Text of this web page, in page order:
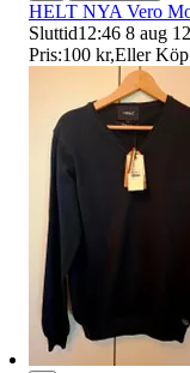
HELT NYA Vero
Sluttid12:46 8 aug
Pris:100 kr,Eller